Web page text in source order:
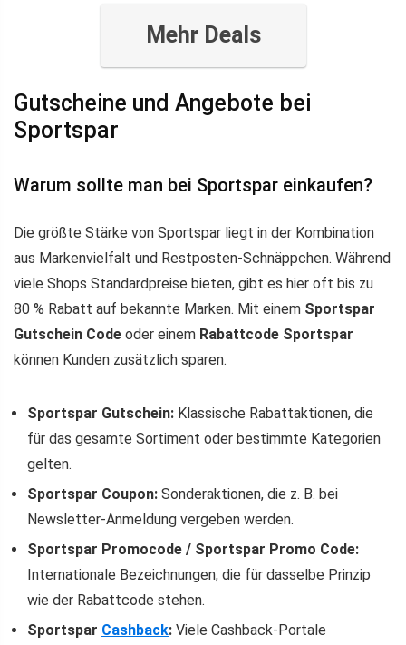
Mehr Deals
Gutscheine und Angebote bei
Sportspar
Warum sollte man bei Sportspar einkaufen?
Die größte Stärke von Sportspar liegt in der Kombination
aus Markenvielfalt und Restposten-Schnäppchen. Während
viele Shops Standardpreise bieten, gibt es hier oft bis zu
80 % Rabatt auf bekannte Marken. Mit einem Sportspar
Gutschein Code oder einem Rabattcode Sportspar
können Kunden zusätzlich sparen.
Sportspar Gutschein: Klassische Rabattaktionen, die
für das gesamte Sortiment oder bestimmte Kategorien
gelten.
Sportspar Coupon: Sonderaktionen, die z. B. bei
Newsletter-Anmeldung vergeben werden.
Sportspar Promocode / Sportspar Promo Code:
Internationale Bezeichnungen, die für dasselbe Prinzip
wie der Rabattcode stehen.
Sportspar Cashback: Viele Cashback-Portale